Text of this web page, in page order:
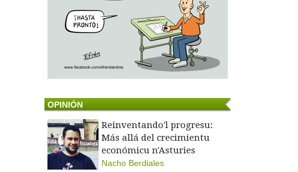
OPINIÓN
Reinventando'l progresu:
Más allá del crecimientu
económicu n'Asturies
Nacho Berdiales